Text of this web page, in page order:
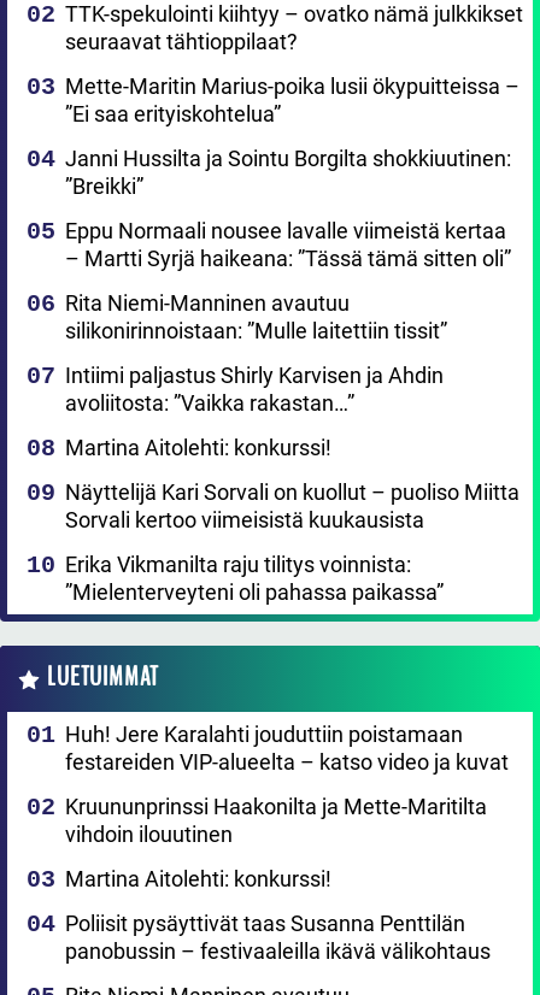
TTK-spekulointi kiihtyy – ovatko nämä julkkikset
seuraavat tähtioppilaat?
Mette-Maritin Marius-poika lusii ökypuitteissa –
”Ei saa erityiskohtelua”
Janni Hussilta ja Sointu Borgilta shokkiuutinen:
”Breikki”
Eppu Normaali nousee lavalle viimeistä kertaa
– Martti Syrjä haikeana: ”Tässä tämä sitten oli”
Rita Niemi-Manninen avautuu
silikonirinnoistaan: ”Mulle laitettiin tissit”
Intiimi paljastus Shirly Karvisen ja Ahdin
avoliitosta: ”Vaikka rakastan…”
Martina Aitolehti: konkurssi!
Näyttelijä Kari Sorvali on kuollut – puoliso Miitta
Sorvali kertoo viimeisistä kuukausista
Erika Vikmanilta raju tilitys voinnista:
”Mielenterveyteni oli pahassa paikassa”
LUETUIMMAT
Huh! Jere Karalahti jouduttiin poistamaan
festareiden VIP-alueelta – katso video ja kuvat
Kruununprinssi Haakonilta ja Mette-Maritilta
vihdoin ilouutinen
Martina Aitolehti: konkurssi!
Poliisit pysäyttivät taas Susanna Penttilän
panobussin – festivaaleilla ikävä välikohtaus